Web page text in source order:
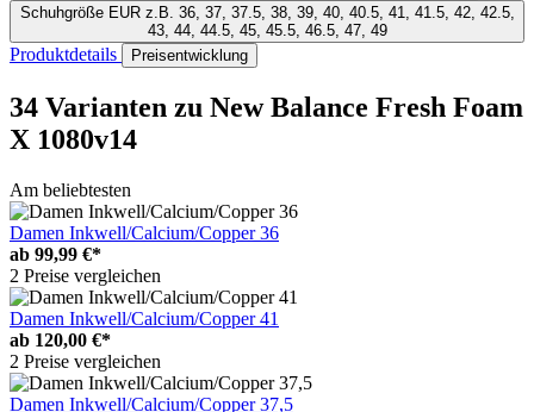
Schuhgröße EURz.B. 36, 37, 37.5, 38, 39, 40, 40.5, 41, 41.5, 42, 42.5,
43, 44, 44.5, 45, 45.5, 46.5, 47, 49
Produktdetails Preisentwicklung
34 Varianten zu New Balance Fresh Foam
X 1080v14
Am beliebtesten
Damen Inkwell/Calcium/Copper 36
ab 99,99 €*
2 Preise vergleichen
Damen Inkwell/Calcium/Copper 41
ab 120,00 €*
2 Preise vergleichen
Damen Inkwell/Calcium/Copper 37,5